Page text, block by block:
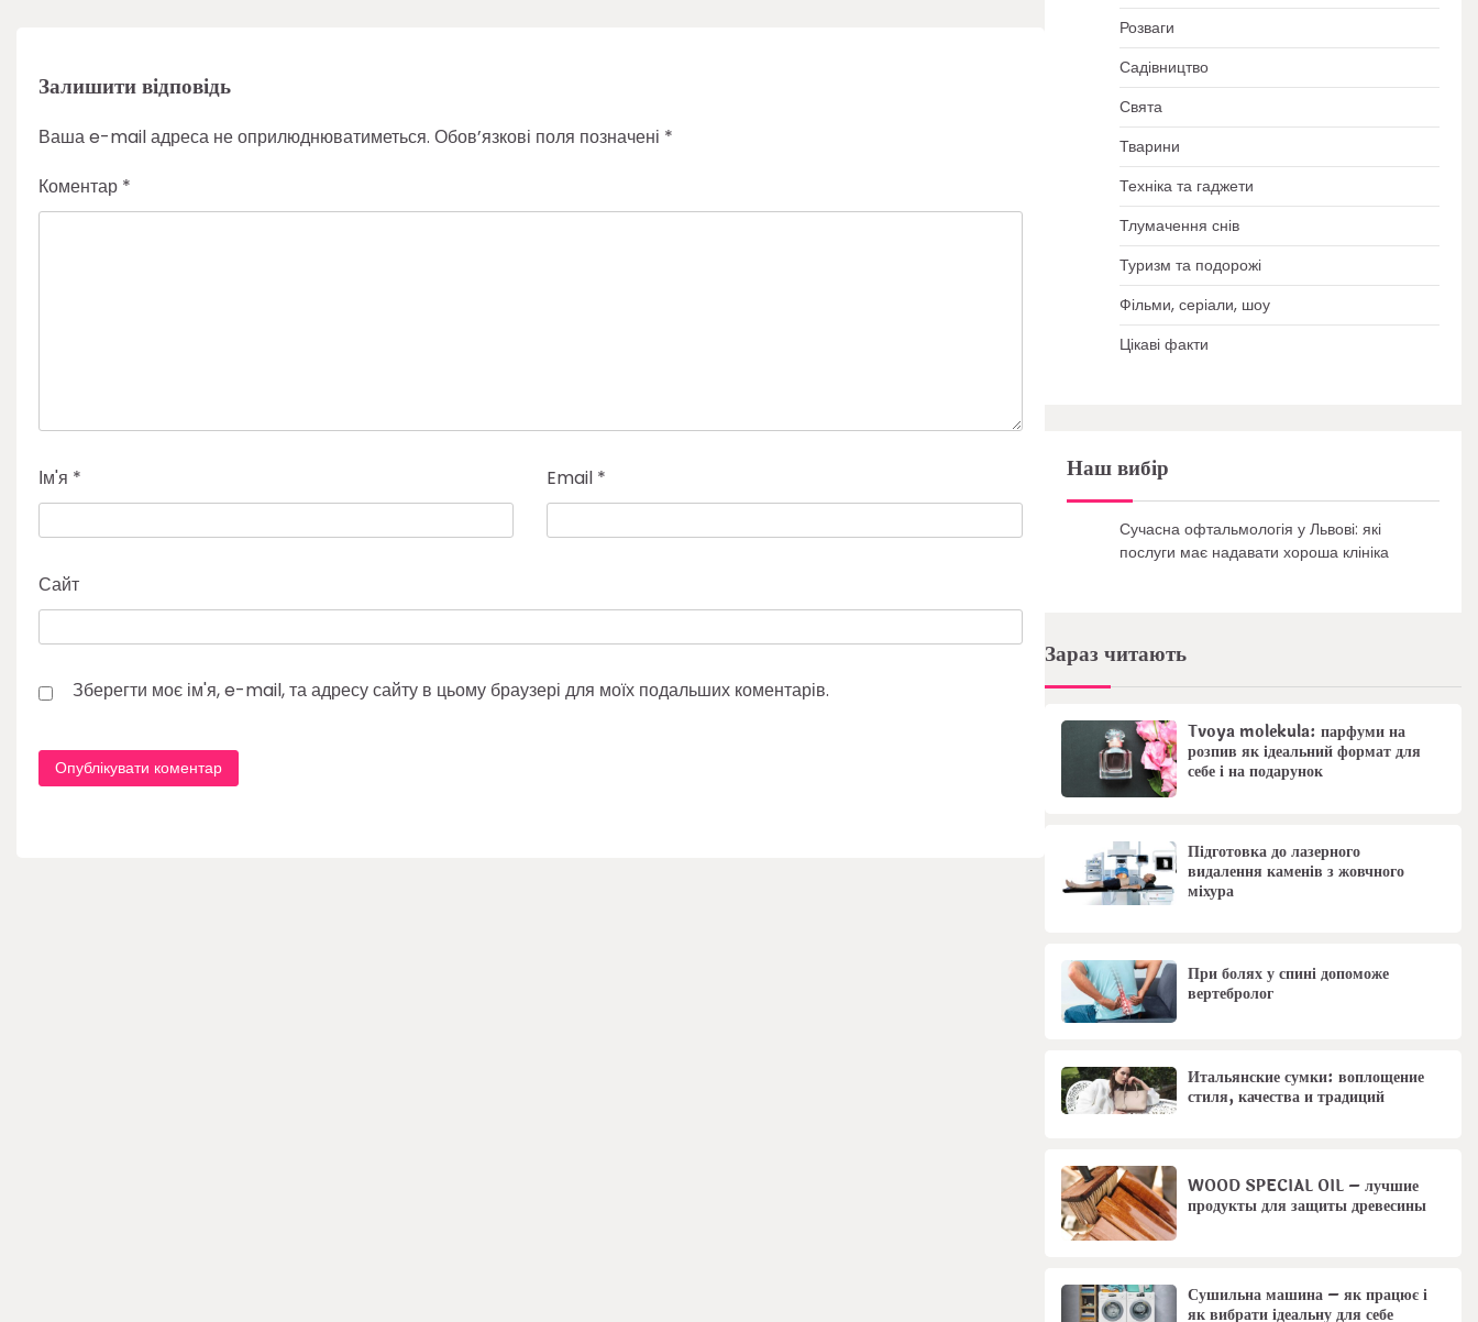
Залишити відповідь
Ваша e-mail адреса не оприлюднюватиметься. Обов’язкові поля позначені *
Коментар *
Ім'я * Email *
Сайт
Зберегти моє ім'я, e-mail, та адресу сайту в цьому браузері для моїх подальших коментарів.
Розваги
Садівництво
Свята
Тварини
Техніка та гаджети
Тлумачення снів
Туризм та подорожі
Фільми, серіали, шоу
Цікаві факти
Наш вибір
Сучасна офтальмологія у Львові: які
послуги має надавати хороша клініка
Зараз читають
Tvoya molekula: парфуми на
розпив як ідеальний формат для
себе і на подарунок
Підготовка до лазерного
видалення каменів з жовчного
міхура
При болях у спині допоможе
вертебролог
Итальянские сумки: воплощение
стиля, качества и традиций
WOOD SPECIAL OIL – лучшие
продукты для защиты древесины
Сушильна машина – як працює і
як вибрати ідеальну для себе